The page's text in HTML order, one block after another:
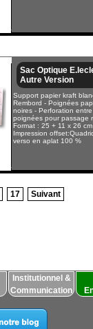
Sac Optique
Autre Version
Support papier kraft
Rembord - Poignées
noires - Perforation
poignées pour passage
Format : 25 + 11 x 26
Impression
verso en aplat 100 %
17 Suivant
Institutionnel &
Communication